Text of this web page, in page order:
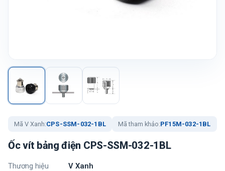
Mã V Xanh:CPS-SSM-032-1BL Mã tham khảo:PF15M-032-1BL
Ốc vít bảng điện CPS-SSM-032-1BL
Thương hiệu
V Xanh